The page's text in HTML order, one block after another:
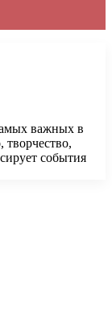
важных в
творчество,
события